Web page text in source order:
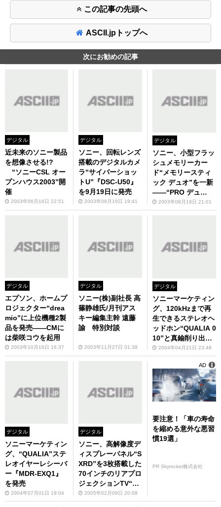
この記事の先頭へ
ASCII.jpトップへ
次にお勧めの記事
デジタル
近未来のソニー製品
を想像させる!?
“ソニーCSL オー
プンハウス2003”開
催
2003年06月16日 22:51
デジタル
ソニー、回転レンズ
搭載のデジタルカメ
ラ“サイバーショッ
トU”『DSC-U50』
を9月19日に発売
2003年08月19日 19:41
デジタル
ソニー、小型フラッ
シュメモリーカー
ド“メモリースティ
ック デュオ”を一新
――“PRO デュ
オ”や高速版“デュ
オ”が登場
2003年08月19日 21:01
デジタル
エプソン、ホームプ
ロジェクター“drea
mio”に上位機種2製
品を発売――CMに
は柴咲コウを起用
2003年10月16日 16:37
デジタル
ソニー(株)副社長 高
篠静雄氏/月刊アス
キー編集主幹 遠藤
諭 特別対談
2003年11月27日 01:38
デジタル
ソニーマーケティン
グ、120kHzまで再
生できるステレオヘ
ッドホン“QUALIA 0
10”と真鍮削り出し
ボディーのポータブ
ルMDプレーヤー“Q
UALIA 017”を発売
2004年04月21日 23:48
デジタル
ソニーマーケティン
グ、“QUALIA”ステ
レオイヤーレシーバ
ー『MDR-EXQ1』
を発売
2004年07月01日 19:04
デジタル
ソニー、高解像度デ
ィスプレーパネル“S
XRD”を3枚搭載した
70インチのリアプロ
ジェクションTV“Q
UALIA 006”を発表
2005年02月09日 20:08
要注意！「車の寿命
を縮める意外な悪習
慣19選」
PR Skyrocket株式会社
AD